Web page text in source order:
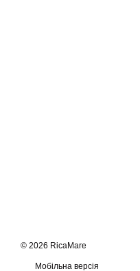
© 2026 RicaMare
Мобільна версія